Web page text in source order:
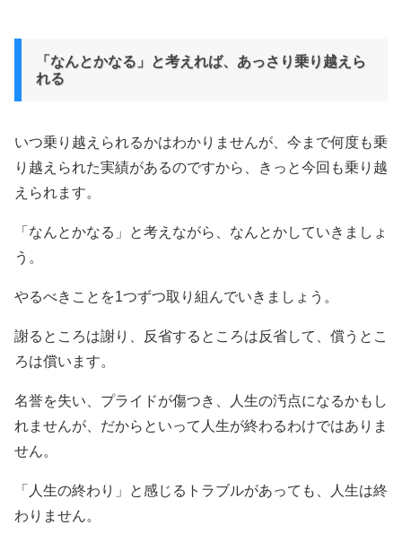
「なんとかなる」と考えれば、あっさり乗り越えら
れる
いつ乗り越えられるかはわかりませんが、今まで何度も乗
り越えられた実績があるのですから、きっと今回も乗り越
えられます。
「なんとかなる」と考えながら、なんとかしていきましょ
う。
やるべきことを1つずつ取り組んでいきましょう。
謝るところは謝り、反省するところは反省して、償うとこ
ろは償います。
名誉を失い、プライドが傷つき、人生の汚点になるかもし
れませんが、だからといって人生が終わるわけではありま
せん。
「人生の終わり」と感じるトラブルがあっても、人生は終
わりません。